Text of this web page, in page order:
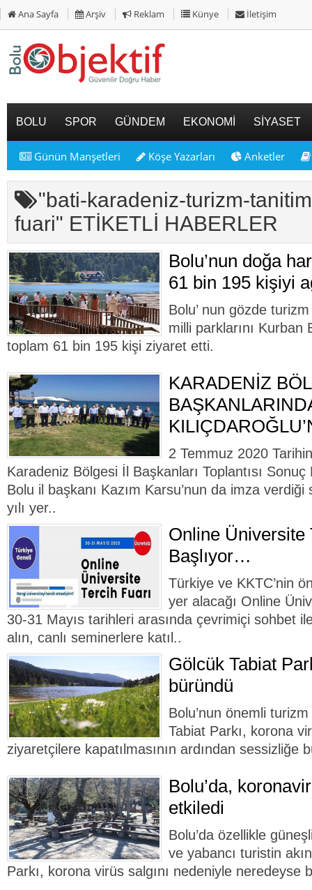
Ana Sayfa Arşiv Reklam Künye İletişim
BOLU SPOR GÜNDEM EKONOMİ SİYASET
Günün Manşetleri Köşe Yazarları Anketler
"bati-karadeniz-turizm-
fuari" ETİKETLİ HABERLER
Bolu’nun doğa
61 bin 195 kişiyi
Bolu’ nun gözde
milli parklarını Kurban
toplam 61 bin 195 kişi ziyaret etti.
KARADENİZ
2 Temmuz 2020
Karadeniz Bölgesi İl Başkanları Toplantısı Sonuç
Bolu il başkanı Kazım Karsu’nun da imza
yılı yer..
Online Üniversite
Başlıyor…
Türkiye ve KKTC’nin
yer alacağı Online
30-31 Mayıs tarihleri arasında çevrimiçi sohbet
alın, canlı seminerlere katıl..
Gölcük Tabiat
büründü
Bolu’nun önemli
Tabiat Parkı, korona
ziyaretçilere kapatılmasının ardından sessizliğe
Bolu’da,
etkiledi
Bolu’da özellikle
ve yabancı turistin
Parkı, korona virüs salgını nedeniyle neredeyse